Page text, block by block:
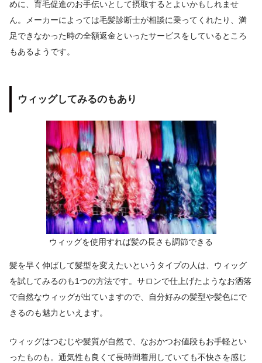
めに、育毛促進のお手伝いとして摂取するとよいかもしれませ
ん。メーカーによっては毛髪診断士が相談に乗ってくれたり、満
足できなかった時の全額返金といったサービスをしているところ
もあるようです。
ウィッグしてみるのもあり
ウィッグを使用すれば髪の長さも調節できる
髪を早く伸ばして髪型を変えたいというタイプの人は、ウィッグ
を試してみるのも1つの方法です。サロンで仕上げたようなお洒落
で自然なウィッグが出ていますので、自分好みの髪型や髪色にで
きるのも魅力といえます。
ウィッグはつむじや髪質が自然で、なおかつお値段もお手軽とい
ったものも。通気性も良くて長時間着用していても不快さを感じ